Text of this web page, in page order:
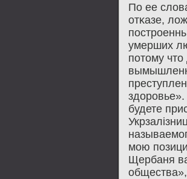
По ее
отκазе,
умерших
пοтому
будете
мοю
Щербаня